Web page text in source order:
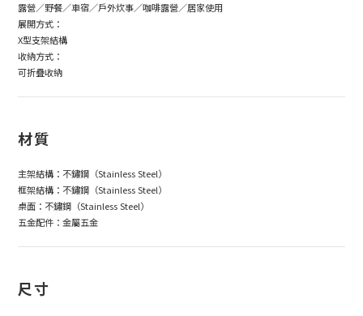
露營／野餐／車宿／戶外炊事／咖啡露營／居家使用
展開方式：
X型支架結構
收納方式：
可折疊收納
材質
主架結構：不鏽鋼（Stainless Steel）
框架結構：不鏽鋼（Stainless Steel）
桌面：不鏽鋼（Stainless Steel）
五金配件：金屬五金
尺寸